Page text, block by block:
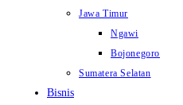
Jawa Timur
Ngawi
Bojonegoro
Sumatera Selatan
Bisnis